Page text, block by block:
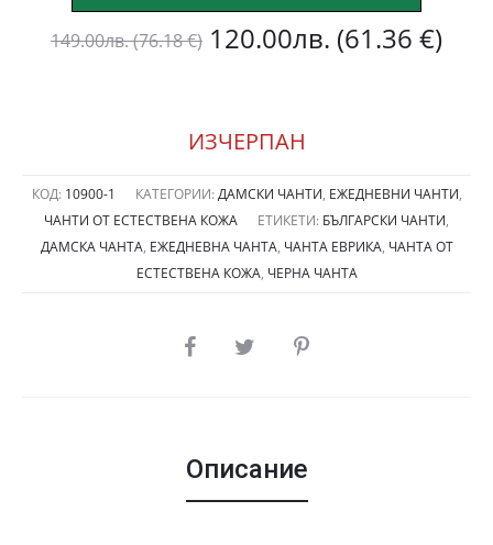
149.00лв.(76.18 €) Original
was:
149.00лв.
(76.18
120.00лв. (61.36 €)
ИЗЧЕРПАН
КОД: 10900-1 КАТЕГОРИИ: ДАМСКИ ЧАНТИ, ЕЖЕДНЕВНИ ЧАНТИ,
ЧАНТИ ОТ ЕСТЕСТВЕНА КОЖА
ЕТИКЕТИ: БЪЛГАРСКИ ЧАНТИ,
ДАМСКА ЧАНТА, ЕЖЕДНЕВНА ЧАНТА, ЧАНТА ЕВРИКА, ЧАНТА ОТ
ЕСТЕСТВЕНА КОЖА, ЧЕРНА ЧАНТА
SHARE
Описание